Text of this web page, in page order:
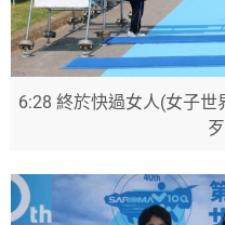
6:28 終於快過女人(女子世